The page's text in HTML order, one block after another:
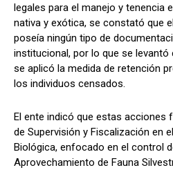
legales para el manejo y tenencia
nativa y exótica, se constató que
poseía ningún tipo de
institucional, por lo que se
se aplicó la medida de retención
los individuos censados.
El ente indicó que estas acciones
de Supervisión y Fiscalización en
Biológica, enfocado en el control
Aprovechamiento de Fauna